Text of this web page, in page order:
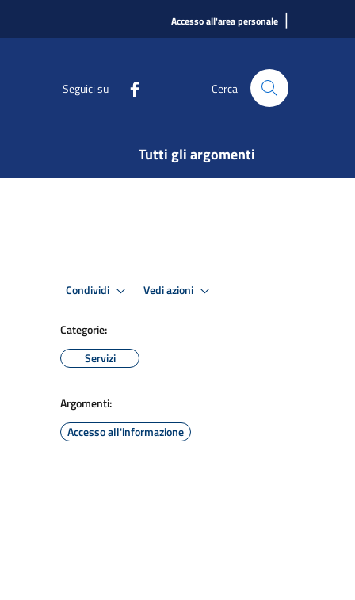
Accesso all'area personale |
Seguici su Cerca
Tutti gli argomenti
Condividi Vedi azioni
Categorie:
Servizi
Argomenti:
Accesso all'informazione